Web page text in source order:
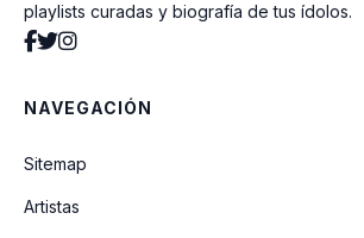
playlists curadas y biografía de tus ídolos.
NAVEGACIÓN
Sitemap
Artistas